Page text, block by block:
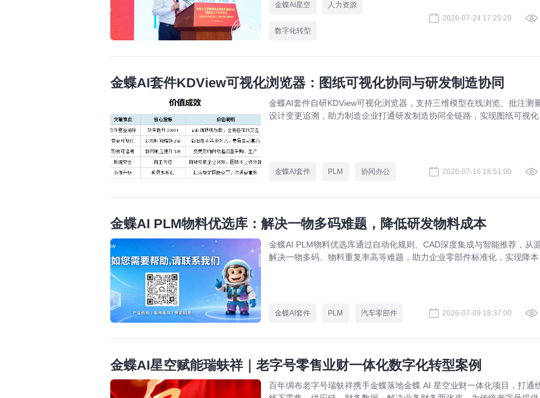
金蝶AI星空 人力资源
数字化转型
2026-07-24 17:25:20
金蝶AI套件KDView可视化浏览器：图纸可视化协同与研发制造协同
金蝶AI套件自研KDView可视化浏览器，支持三维模型在线浏览、批注测
设计变更追溯，助力制造企业打通研发制造协同全链路，实现图纸可视
金蝶AI套件 PLM 协同办公 2026-07-16 18:51:00
金蝶AI PLM物料优选库：解决一物多码难题，降低研发物料成本
金蝶AI PLM物料优选库通过自动化规则、CAD深度集成与智能推荐，从
解决一物多码、物料重复率高等难题，助力企业零部件标准化，实现降
金蝶AI套件 PLM 汽车零部件 2026-07-09 18:37:00
金蝶AI星空赋能瑞蚨祥｜老字号零售业财一体化数字化转型案例
百年绸布老字号瑞蚨祥携手金蝶落地金蝶 AI 星空业财一体化项目，打通